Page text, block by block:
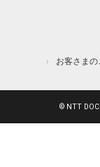
お客さま
© NTT